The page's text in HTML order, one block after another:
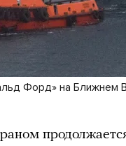
Форд» на Ближнем